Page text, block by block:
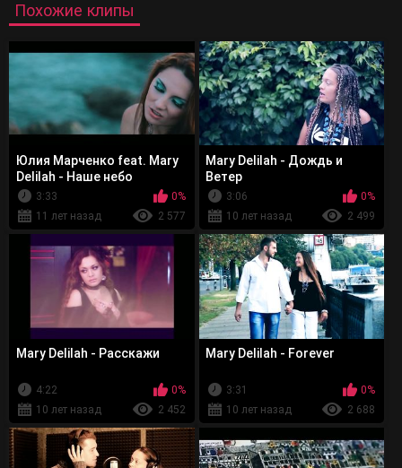
Похожие клипы
Юлия Марченко feat. Mary
Delilah - Наше небо
3:33
0%
11 лет назад
2 577
Mary Delilah - Дождь и
Ветер
3:06
0%
10 лет назад
2 499
Mary Delilah - Расскажи
4:22
0%
10 лет назад
2 452
Mary Delilah - Forever
3:31
0%
10 лет назад
2 688